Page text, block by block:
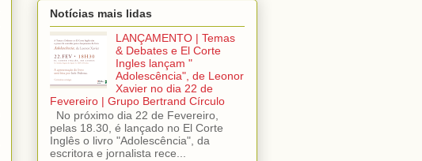
Notícias mais lidas
LANÇAMENTO | Temas
& Debates e El Corte
Ingles lançam "
Adolescência", de Leonor
Xavier no dia 22 de
Fevereiro | Grupo Bertrand Círculo
No próximo dia 22 de Fevereiro,
pelas 18.30, é lançado no El Corte
Inglês o livro "Adolescência", da
escritora e jornalista rece...